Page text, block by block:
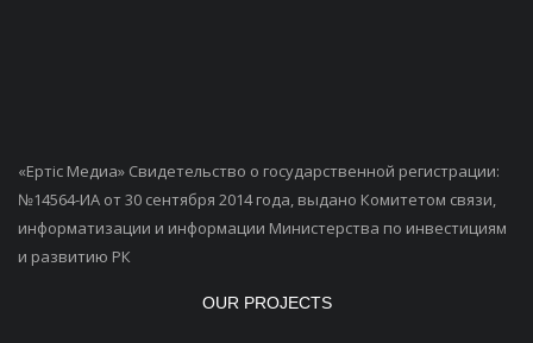
«Ертiс Медиа» Свидетельство о государственной регистрации:
№14564-ИА от 30 сентября 2014 года, выдано Комитетом связи,
информатизации и информации Министерства по инвестициям
и развитию РК
OUR PROJECTS